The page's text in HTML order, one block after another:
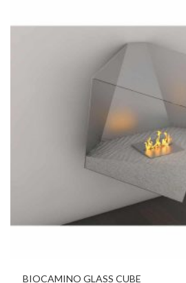
BIOCAMINO GLASS CUBE